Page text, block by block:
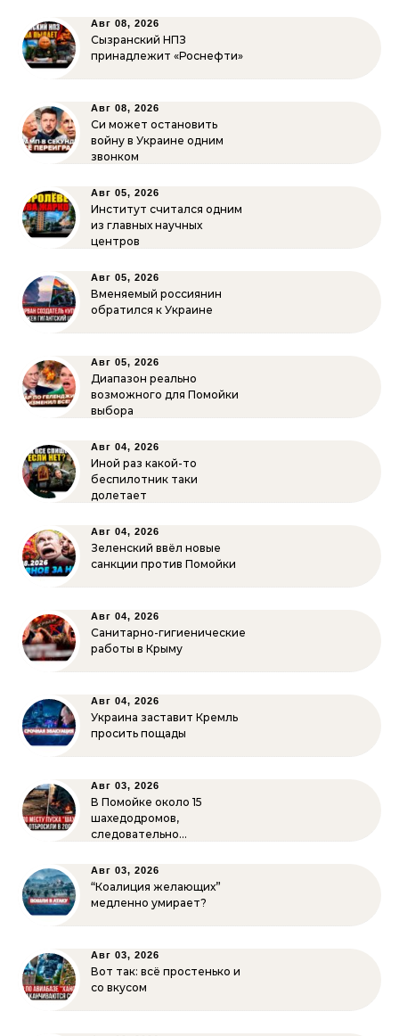
Авг 08, 2026
Сызранский НПЗ
принадлежит «Роснефти»
Авг 08, 2026
Си может остановить
войну в Украине одним
звонком
Авг 05, 2026
Институт считался одним
из главных научных
центров
Авг 05, 2026
Вменяемый россиянин
обратился к Украине
Авг 05, 2026
Диапазон реально
возможного для Помойки
выбора
Авг 04, 2026
Иной раз какой-то
беспилотник таки
долетает
Авг 04, 2026
Зеленский ввёл новые
санкции против Помойки
Авг 04, 2026
Санитарно-гигиенические
работы в Крыму
Авг 04, 2026
Украина заставит Кремль
просить пощады
Авг 03, 2026
В Помойке около 15
шахедодромов,
следовательно…
Авг 03, 2026
“Коалиция желающих”
медленно умирает?
Авг 03, 2026
Вот так: всё простенько и
со вкусом